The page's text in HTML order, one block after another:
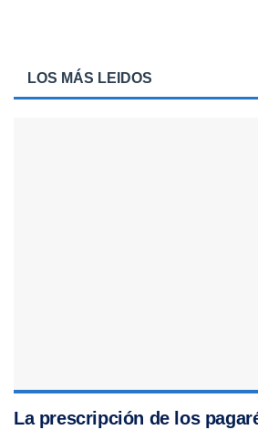
LOS MÁS LEIDOS
La prescripción de los